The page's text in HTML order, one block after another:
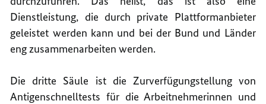
Dienstleistung, die durch private Plattformanbieter
geleistet werden kann und bei der Bund und Länder
eng zusammenarbeiten werden.
Die dritte Säule ist die Zurverfügungstellung von
Antigenschnelltests für die Arbeitnehmerinnen und